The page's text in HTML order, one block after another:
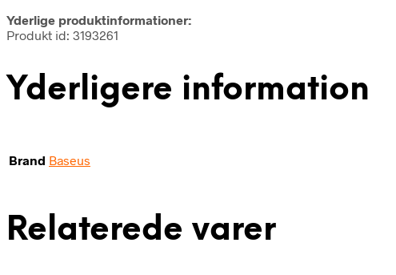
Yderlige produktinformationer:
Produkt id: 3193261
Yderligere information
Brand Baseus
Relaterede varer